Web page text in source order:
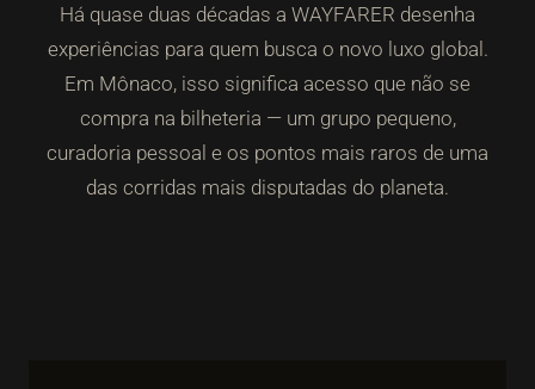
Há quase duas décadas a WAYFARER desenha
experiências para quem busca o novo luxo global.
Em Mônaco, isso significa acesso que não se
compra na bilheteria — um grupo pequeno,
curadoria pessoal e os pontos mais raros de uma
das corridas mais disputadas do planeta.